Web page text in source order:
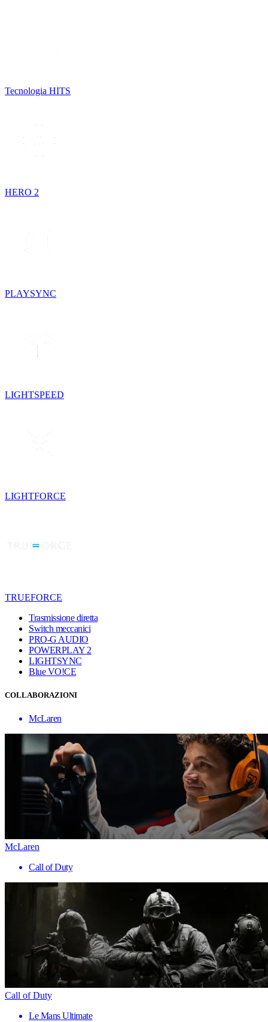
Tecnologia HITS
HERO 2
PLAYSYNC
LIGHTSPEED
LIGHTFORCE
TRUEFORCE
Trasmissione diretta
Switch meccanici
PRO-G AUDIO
POWERPLAY 2
LIGHTSYNC
Blue VO!CE
COLLABORAZIONI
McLaren
McLaren
Call of Duty
Call of Duty
Le Mans Ultimate